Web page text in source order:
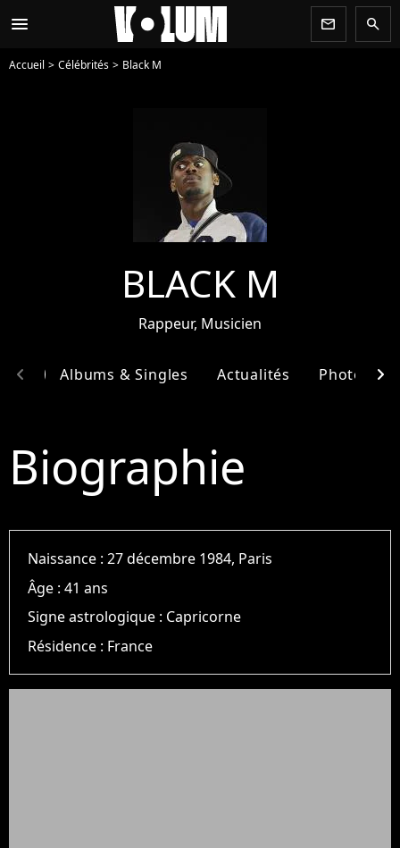
menu newsletter search
Accueil Célébrités Black M
BLACK M
Rappeur, Musicien
Albums & Singles Actualités Photos
chevron_left chevron_right
Biographie
Naissance :27 décembre 1984, Paris
Âge :41 ans
Signe astrologique : Capricorne
Résidence : France